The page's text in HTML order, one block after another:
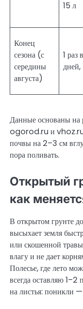
15 л
Конец
сезона (с
середины
августа)
1 раз
Данные основаны на
ogorod.ru и vhoz.ru.
почвы на 2–3 см
пора поливать.
Открытый
как
В открытом грунте
высыхает земля
или скошенной
влагу и не дает
Полесье, где лето
всегда оставляю 1–2
на листья: поникли